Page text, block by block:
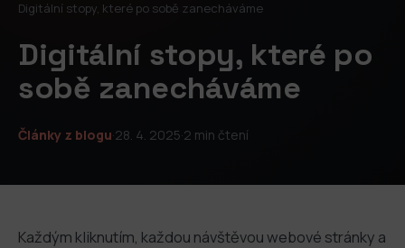
Digitální stopy, které po sobě zanecháváme
Digitální stopy, které po
sobě zanecháváme
Články z blogu·28. 4. 2025·2 min čtení
Každým kliknutím, každou návštěvou webové stránky a